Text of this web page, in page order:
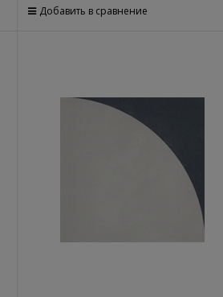
Добавить в сравнение